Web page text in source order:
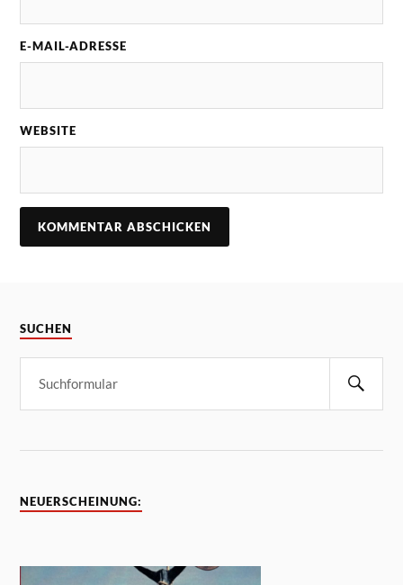
E-MAIL-ADRESSE
WEBSITE
SUCHEN
NEUERSCHEINUNG: